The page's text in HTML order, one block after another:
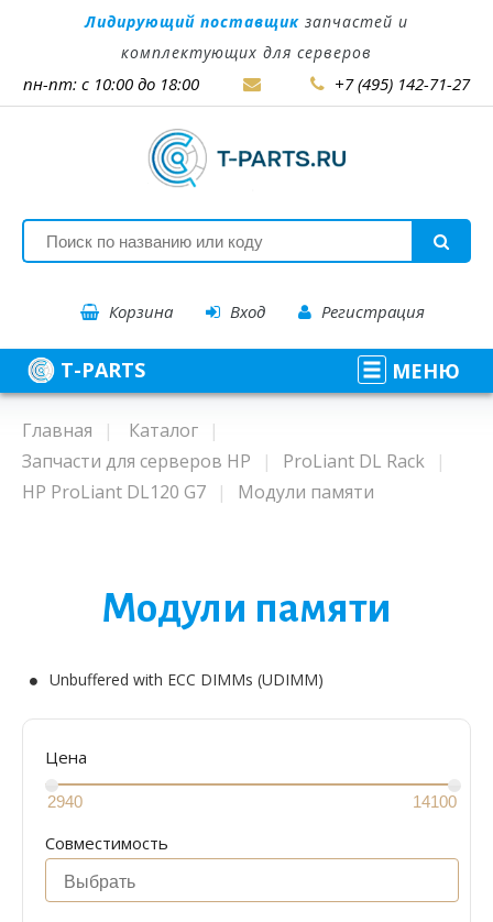
Лидирующий поставщик запчастей и
комплектующих для серверов
пн-пт: с 10:00 до 18:00 +7 (495) 142-71-27
Корзина Вход Регистрация
T-PARTS МЕНЮ
Главная
Каталог
Запчасти для серверов HP
ProLiant DL Rack
HP ProLiant DL120 G7
Модули памяти
Модули памяти
Unbuffered with ECC DIMMs (UDIMM)
Цена
Совместимость